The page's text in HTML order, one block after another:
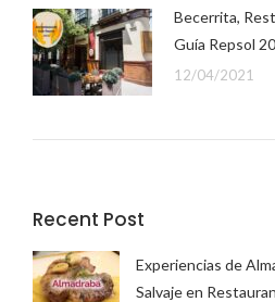
Becerrita,
Guía Repsol
12/04/2021
Recent Post
Experiencias de
Salvaje en